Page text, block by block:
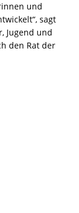
und
sagt
Jugend und
den Rat der